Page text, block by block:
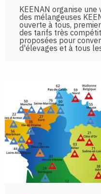
KEENAN organise
des mélangeuses
ouverte à tous,
des tarifs très
proposées pour
d'élevages et à tous